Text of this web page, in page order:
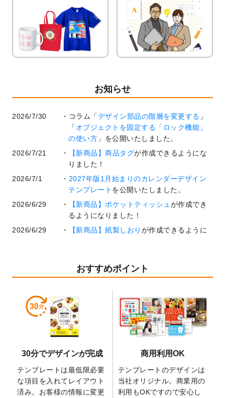
お知らせ
2026/7/30 コラム「デザイン部品の階層を変更する 」
「 オブジェクトを固定する「ロック機能」
の使い方 」を公開いたしました。
2026/7/21
【新商品】商品タグが作成できるようにな
りました！
2026/7/1
2027年版1月始まりのカレンダーデザイン
テンプレート を公開いたしました。
2026/6/29
【新商品】ポケットティッシュが作成でき
るようになりました！
2026/6/29
【新商品】紙製しおり が作成できるように
業効率を上げる便利な操作方法3選！
開いたしました。
暑中見舞いのデザインテンプレート
しました。
2026/5/28
【新商品】マグネットステッカーが作成で
きるようになりました！
の全4ステップを解説！」を公開いたしまし
た。
2026/4/23
コラム「 画像の配置・差し替え・トリミン
グ」「テンプレート間でパーツを流用する
おすすめポイント
30分でデザインが完成
テンプレートは最低限必要
な項目を入れてレイアウト
済み。お客様の情報に変更
商用利用OK
テンプレートのデザインは
当社オリジナル。商業用の
利用もOKですので安心し